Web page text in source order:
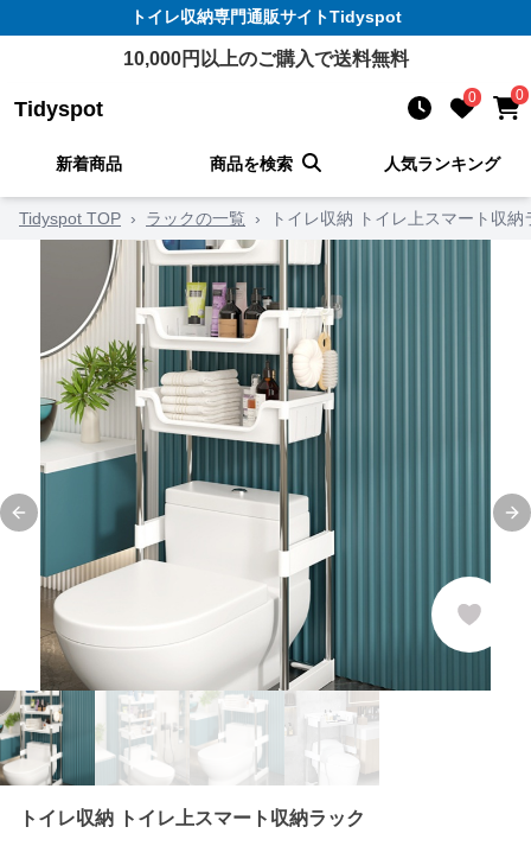
トイレ収納専門通販サイトTidyspot
10,000円以上のご購入で送料無料
Tidyspot 0 0
新着商品 商品を検索 人気ランキング
Tidyspot TOP › ラックの一覧 › トイレ収納 トイレ上スマート収納
Previous slide
トイレ収納 トイレ上スマート収納ラック